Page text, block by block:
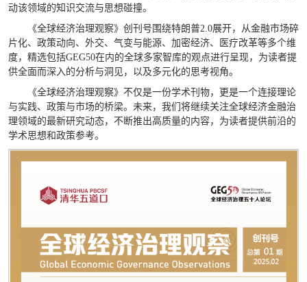
动该领域的知识交流与思想碰撞。
《全球经济治理观察》创刊号围绕特朗普2.0展开，从金融市场碎
片化、政策动向、外交、气变与能源、加密经济、医疗改革等多个维
度，精选包括GEG50在内的全球多家智库的观点进行呈现，为读者提
供全面而深入的分析与洞见，以及多元化的思考视角。
《全球经济治理观察》不仅是一份学术刊物，更是一个连接理论
与实践、政策与市场的桥梁。未来，我们将继续关注全球经济金融治
理领域的最新研究动态，不断推出高质量的内容，为读者提供前沿的
学术思想和政策参考。